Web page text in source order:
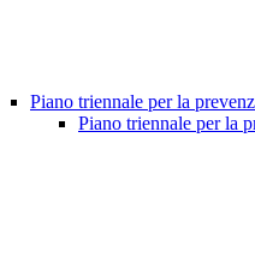
Piano triennale per la
Piano triennale per la